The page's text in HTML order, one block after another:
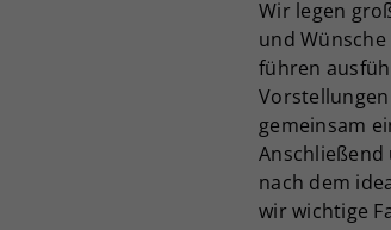
Wir legen
und
führen
gemeinsam
nach dem
wir wichtige